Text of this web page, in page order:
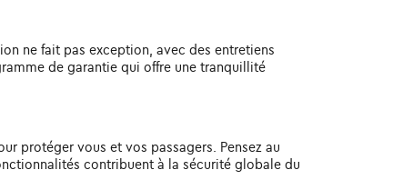
ne fait pas exception, avec des entretiens
de garantie qui offre une tranquillité
protéger vous et vos passagers. Pensez au
contribuent à la sécurité globale du